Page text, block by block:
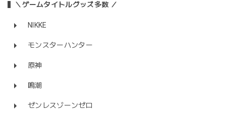
＼ゲームタイトルグッズ多数 ／
NIKKE
モンスターハンター
原神
鳴潮
ゼンレスゾーンゼロ